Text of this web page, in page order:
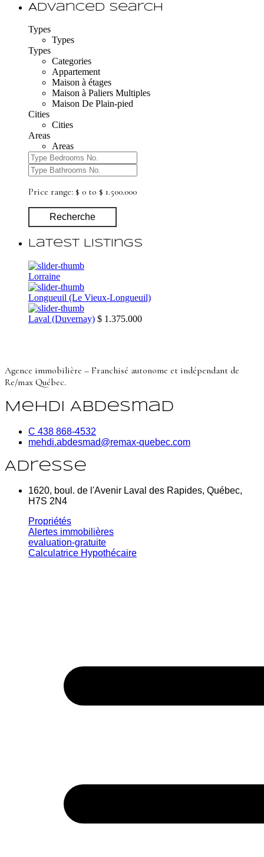
Advanced Search
Types
Types
Types
Categories
Appartement
Maison à étages
Maison à Paliers Multiples
Maison De Plain-pied
Cities
Cities
Areas
Areas
Price range: $ 0 to $ 1.500.000
Recherche
Latest Listings
Lorraine
Longueuil (Le Vieux-Longueuil)
Laval (Duvernay) $ 1.375.000
Agence immobilière – Franchisé autonome et indépendant de
Re/max Québec.
Mehdi Abdesmad
C 438 868-4532
mehdi.abdesmad@remax-quebec.com
Adresse
1620, boul. de l'Avenir Laval des Rapides, Québec,
H7S 2N4
Propriétés
Alertes immobilières
evaluation-gratuite
Calculatrice Hypothécaire